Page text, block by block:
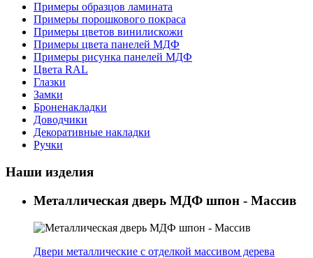
Примеры образцов ламината
Примеры порошкового покраса
Примеры цветов винилискожи
Примеры цвета панелей МДФ
Примеры рисунка панелей МДФ
Цвета RAL
Глазки
Замки
Броненакладки
Доводчики
Декоративные накладки
Ручки
Наши изделия
Металлическая дверь МДФ шпон - Массив
Двери металлические с отделкой массивом дерева